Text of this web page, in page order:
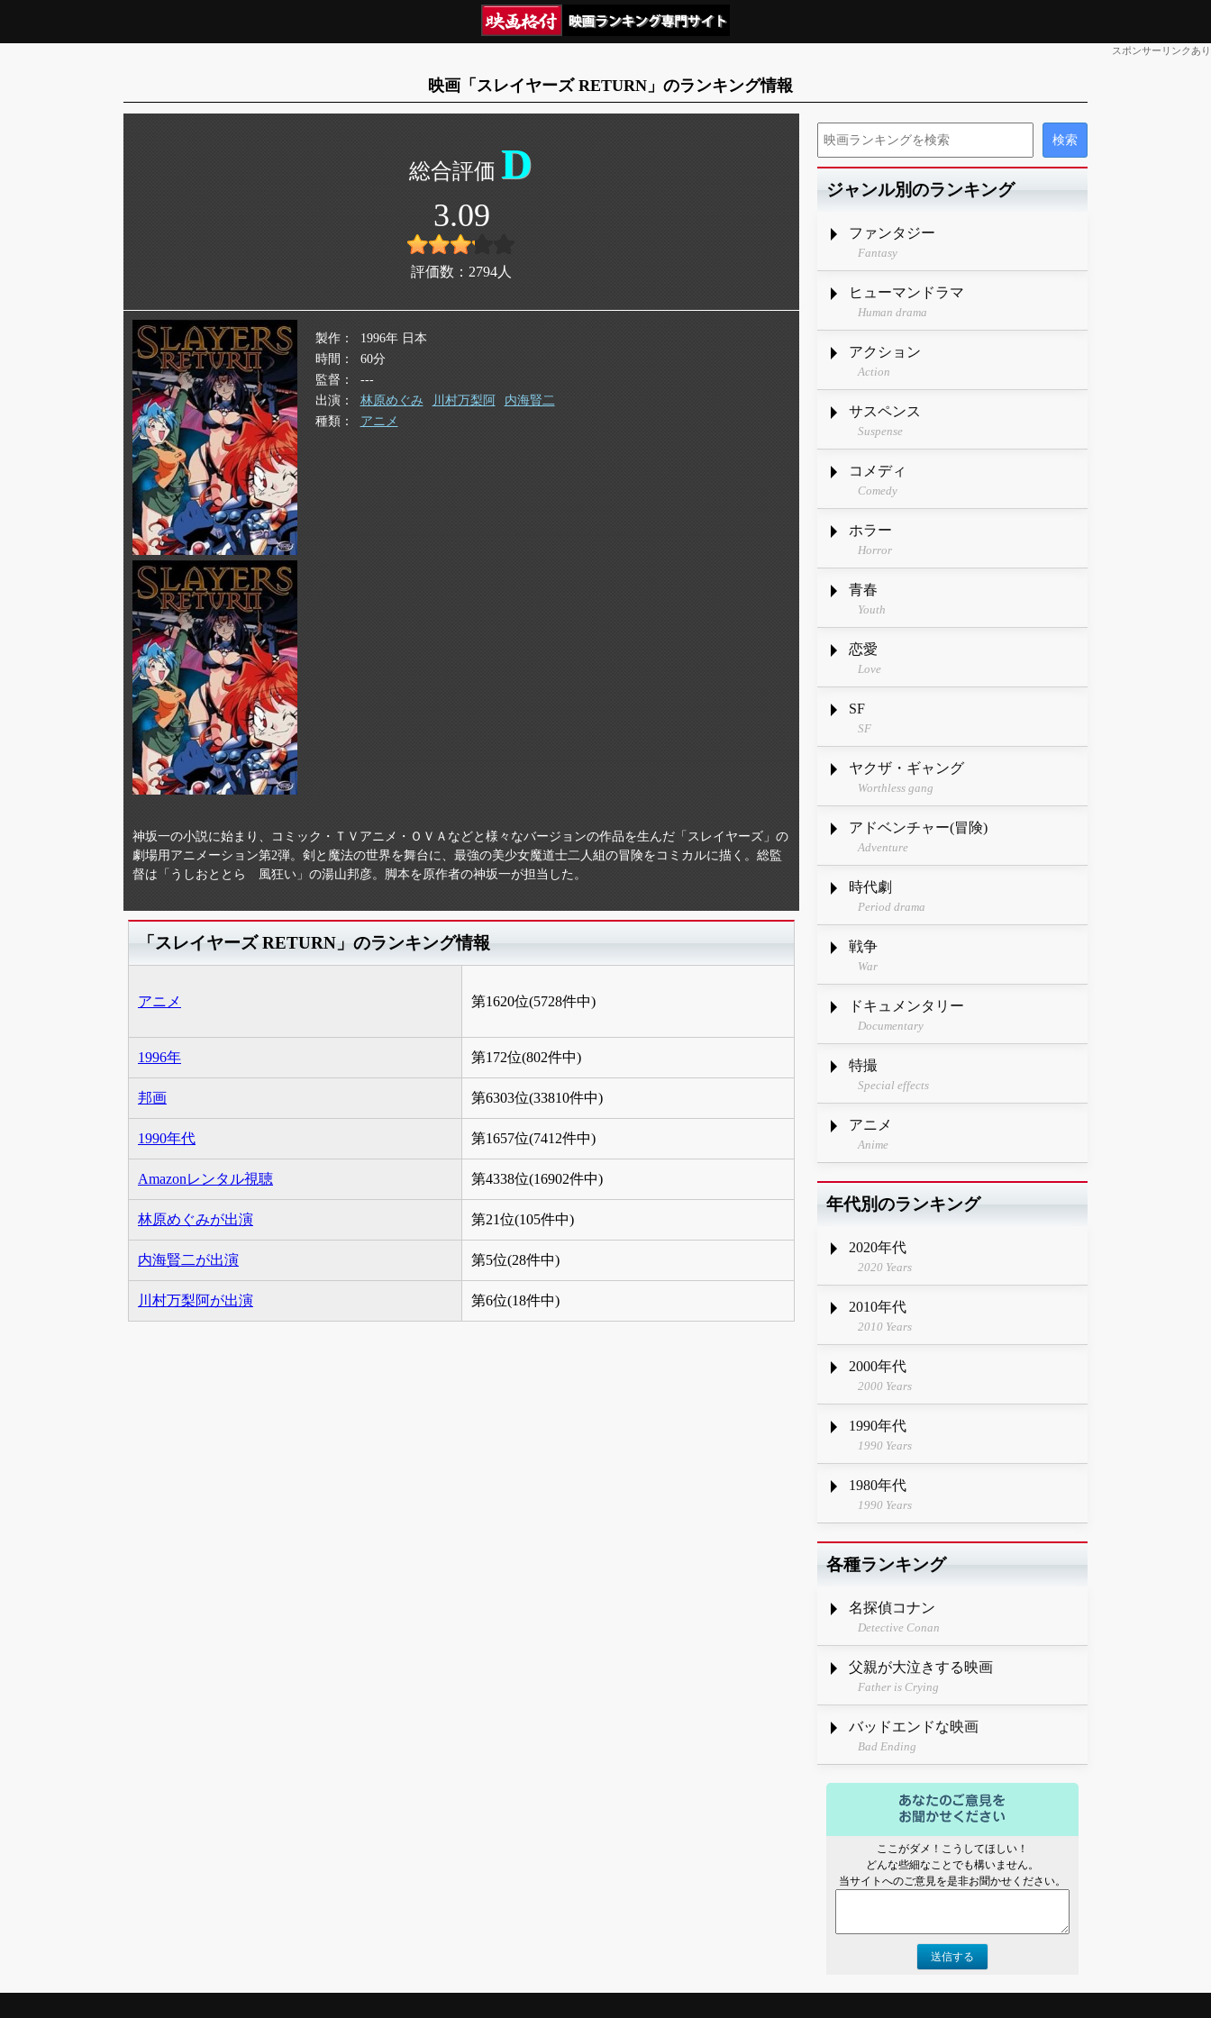
スポンサーリンクあり
映画「スレイヤーズ RETURN」のランキング情報
D
3.09
評価数： 2794 人
製作
1996年 日本
時間
60分
監督
---
出演
林原めぐみ 川村万梨阿
内海賢二
種類
アニメ
神坂一の小説に始まり、コミック・ＴＶアニメ・ＯＶＡなどと様々なバージョンの作品を生んだ「スレイヤーズ」の
劇場用アニメーション第2弾。剣と魔法の世界を舞台に、最強の美少女魔道士二人組の冒険をコミカルに描く。総監
督は「うしおととら 風狂い」の湯山邦彦。脚本を原作者の神坂一が担当した。
「スレイヤーズ RETURN」のランキング情報
アニメ 第1620位(5728件中)
1996年 第172位(802件中)
邦画 第6303位(33810件中)
1990年代 第1657位(7412件中)
Amazonレンタル視聴 第4338位(16902件中)
林原めぐみが出演 第21位(105件中)
内海賢二が出演 第5位(28件中)
川村万梨阿が出演 第6位(18件中)
ジャンル別のランキング
ファンタジー
Fantasy
ヒューマンドラマ
Human drama
アクション
Action
サスペンス
Suspense
コメディ
Comedy
ホラー
Horror
青春
Youth
恋愛
Love
SF
SF
ヤクザ・ギャング
Worthless gang
アドベンチャー(冒険)
Adventure
時代劇
Period drama
戦争
War
ドキュメンタリー
Documentary
特撮
Special effects
アニメ
Anime
年代別のランキング
2020年代
2020 Years
2010年代
2010 Years
2000年代
2000 Years
1990年代
1990 Years
1980年代
1990 Years
各種ランキング
名探偵コナン
Detective Conan
父親が大泣きする映画
Father is Crying
バッドエンドな映画
Bad Ending
ここがダメ！こうしてほしい！
どんな些細なことでも構いません。
当サイトへのご意見を是非お聞かせください。
送信する